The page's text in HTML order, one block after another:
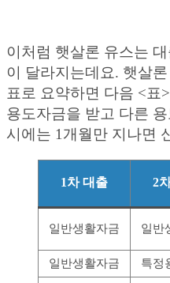
이처럼 햇살론 유스는
이 달라지는데요. 햇살
표로 요약하면 다음 <표
용도자금을 받고 다른
시에는 1개월만 지나면
1차 대출 2
일반생활자금 일반
일반생활자금 특정